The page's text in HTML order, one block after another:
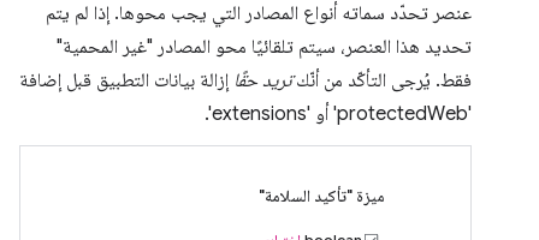
عنصر تحدّد سماته أنواع المصادر التي يجب محوها. إذا لم يتم
تحديد هذا العنصر، سيتم تلقائيًا محو المصادر "غير المحمية"
فقط. يُرجى التأكّد من أنّكتريد حقًا إزالة بيانات التطبيق قبل إضافة
'protectedWeb' أو 'extensions'.
ميزة "تأكيد السلامة"